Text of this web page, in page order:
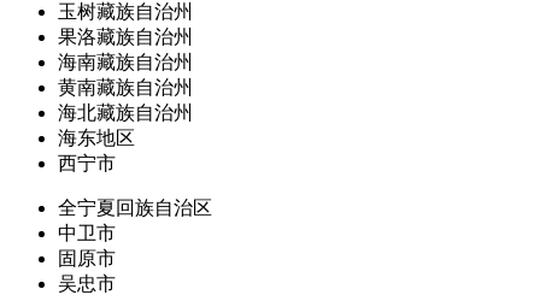
玉树藏族自治州
果洛藏族自治州
海南藏族自治州
黄南藏族自治州
海北藏族自治州
海东地区
西宁市
全宁夏回族自治区
中卫市
固原市
吴忠市